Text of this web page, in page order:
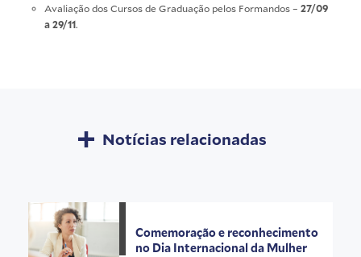
Avaliaçãodos Cursos de Graduação pelos Formandos – 27/09
a 29/11.
Notícias relacionadas
Comemoração e reconhecimento
no Dia Internacional da Mulher